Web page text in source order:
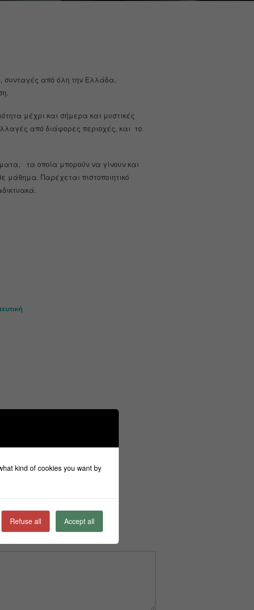
συνταγές από όλη την Ελλάδα,
μέχρι και σήμερα και μυστικές
από διάφορες περιοχές, και το
τα οποία μπορούν να γίνουν και
μάθημα. Παρέχεται πιστοποιητικό
kind of cookies you want by
Refuse all Accept all